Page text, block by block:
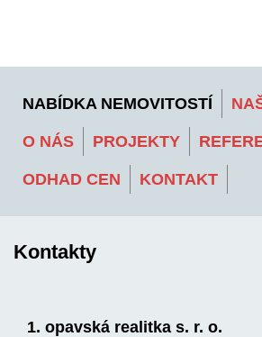
NABÍDKA NEMOVITOSTÍ
O NÁS PROJEKTY
ODHAD CEN KONTAKT
Kontakty
1. opavská realitka s. r. o.